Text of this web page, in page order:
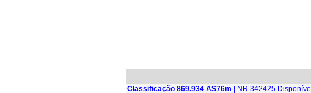
Classificação 869.934 AS76m | NR 342425 Disponível